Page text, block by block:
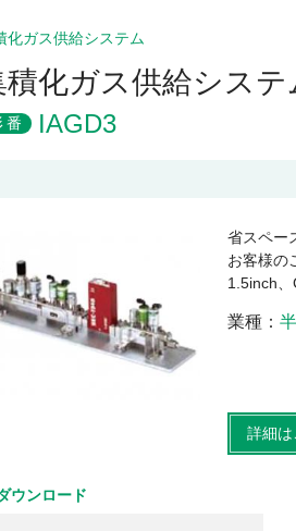
化ガス供給システム
積化ガス供給システ
番 IAGD3
省スペー
お客様の
1.5inch、
業種
詳細は
ウンロード